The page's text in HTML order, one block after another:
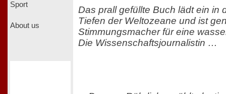
Sport
About us
Das prall gefüllte Buch lädt ein in
Tiefen der Weltozeane und ist
Stimmungsmacher für eine
Die Wissenschaftsjournalistin …